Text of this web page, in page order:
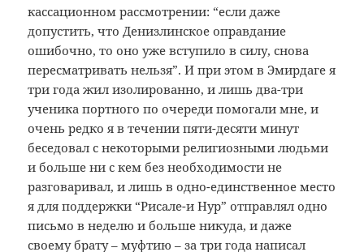
кассационном рассмотрении: “если даже
допустить, что Денизлинское оправдание
ошибочно, то оно уже вступило в силу, снова
пересматривать нельзя”. И при этом в Эмирдаге я
три года жил изолированно, и лишь два-три
ученика портного по очереди помогали мне, и
очень редко я в течении пяти-десяти минут
беседовал с некоторыми религиозными людьми
и больше ни с кем без необходимости не
разговаривал, и лишь в одно-единственное место
я для поддержки “Рисале-и Нур” отправлял одно
письмо в неделю и больше никуда, и даже
своему брату – муфтию – за три года написал